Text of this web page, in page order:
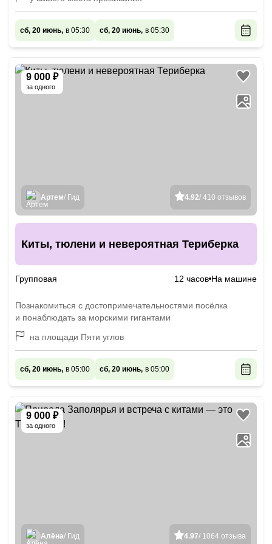
сб, 20 июнь, в 05:30 сб, 20 июнь, в 05:30
9 000 ₽
за одного
4.92/ 410 отзывов
Артем/ Гид
Киты, тюлени и невероятная Териберка
Групповая 12 часов На машине
Познакомиться с достопримечательностями посёлка
и понаблюдать за морскими гигантами
на площади Пяти углов
сб, 20 июнь, в 05:00 сб, 20 июнь, в 05:00
9 000 ₽
за одного
4.97/ 1064 отзыва
Алёна/ Гид